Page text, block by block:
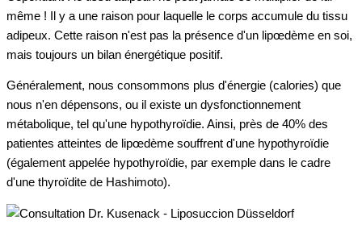
même ! Il y a une raison pour laquelle le corps accumule du tissu
adipeux. Cette raison n'est pas la présence d'un lipœdème en soi,
mais toujours un bilan énergétique positif.
Généralement, nous consommons plus d'énergie (calories) que
nous n'en dépensons, ou il existe un dysfonctionnement
métabolique, tel qu'une hypothyroïdie. Ainsi, près de 40% des
patientes atteintes de lipœdème souffrent d'une hypothyroïdie
(également appelée hypothyroïdie, par exemple dans le cadre
d'une thyroïdite de Hashimoto).